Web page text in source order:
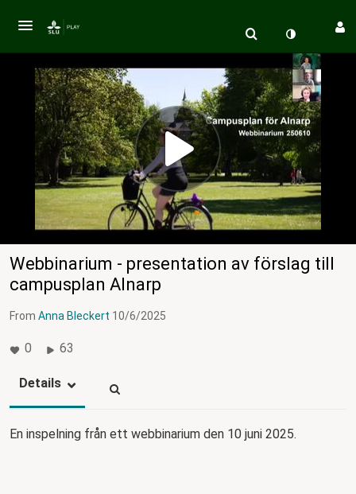
Webbinarium - presentation av förslag till
campusplan Alnarp
From Anna Bleckert 10/6/2025
0 63
Details
En inspelning från ett webbinarium den 10 juni 2025.